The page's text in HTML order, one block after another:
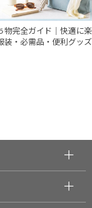
物完全ガイド｜快適に楽
装・必需品・便利グッズ